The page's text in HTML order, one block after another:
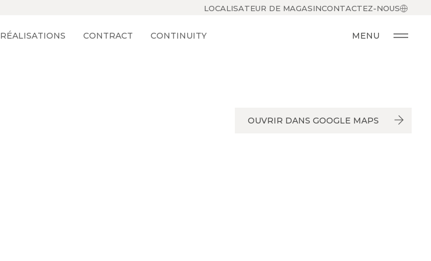
LOCALISATEUR DE MAGASINCONTACTEZ-NOUS
RÉALISATIONS CONTRACT CONTINUITY MENU
OUVRIR DANS GOOGLE MAPS